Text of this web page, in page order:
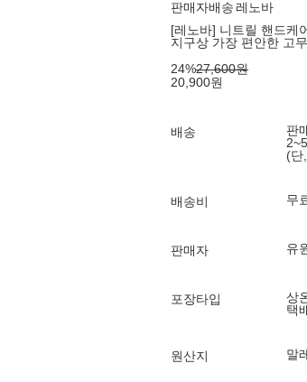
판매자배송레노바
[레노바] 니트릴 핸드케
지구상 가장 편안한 고
24%27,600원
20,900원
배송
판
(단
배송비 무
판매자 유
포장타입
상
택
원산지 말